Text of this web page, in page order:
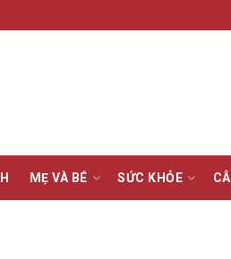
MẸ VÀ BÉ SỨC KHỎE